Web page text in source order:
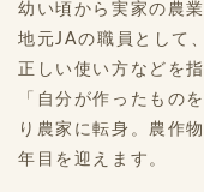
幼い頃から実家の農
地元JAの職員として
正しい使い方などを
「自分が作ったもの
り農家に転身。農作
年目を迎えます。